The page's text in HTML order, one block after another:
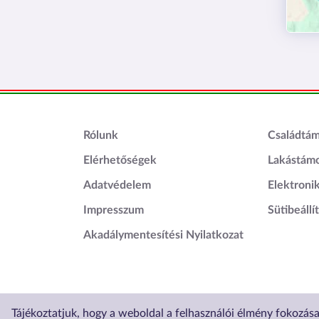
Tájékoztatjuk, hogy a weboldal a felhasználói élmény
Lábléc1
Rólunk
Elérhetőségek
Adatvédelem
Impresszum
Akadálymentesítési Nyilatkozat